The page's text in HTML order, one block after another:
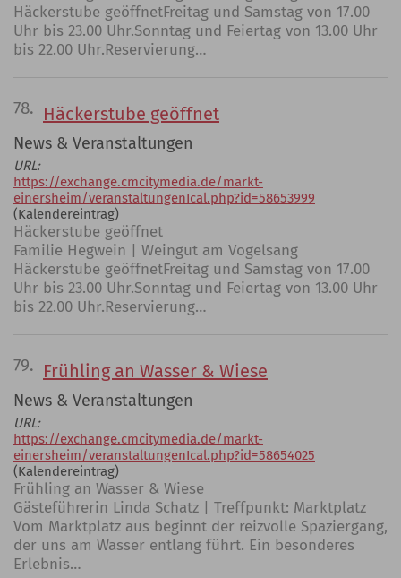
Häckerstube geöffnetFreitag und Samstag von 17.00
Uhr bis 23.00 Uhr.Sonntag und Feiertag von 13.00 Uhr
bis 22.00 Uhr.Reservierung…
78. Häckerstube geöffnet
News & Veranstaltungen
URL:
https://exchange.cmcitymedia.de/markt-
einersheim/veranstaltungenIcal.php?id=58653999
(Kalendereintrag)
Häckerstube geöffnet
Familie Hegwein | Weingut am Vogelsang
Häckerstube geöffnetFreitag und Samstag von 17.00
Uhr bis 23.00 Uhr.Sonntag und Feiertag von 13.00 Uhr
bis 22.00 Uhr.Reservierung…
79. Frühling an Wasser & Wiese
News & Veranstaltungen
URL:
https://exchange.cmcitymedia.de/markt-
einersheim/veranstaltungenIcal.php?id=58654025
(Kalendereintrag)
Frühling an Wasser & Wiese
Gästeführerin Linda Schatz | Treffpunkt: Marktplatz
Vom Marktplatz aus beginnt der reizvolle Spaziergang,
der uns am Wasser entlang führt. Ein besonderes
Erlebnis…